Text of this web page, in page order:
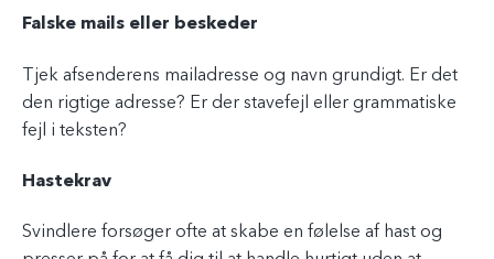
Falske mails eller beskeder
Tjek afsenderens mailadresse og navn grundigt. Er det
den rigtige adresse? Er der stavefejl eller grammatiske
fejl i teksten?
Hastekrav
Svindlere forsøger ofte at skabe en følelse af hast og